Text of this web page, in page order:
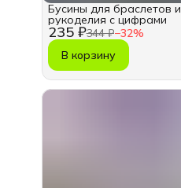
235 ₽344 ₽−32%
Бусины для браслетов и
рукоделия с цифрами
В корзину